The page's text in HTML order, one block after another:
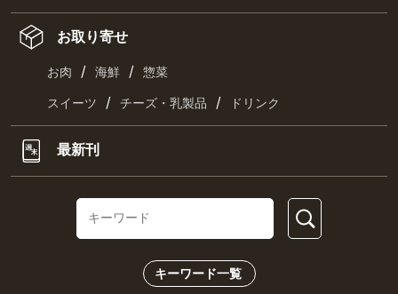
お取り寄せ
お肉 / 海鮮 / 惣菜
スイーツ / チーズ・乳製品 / ドリンク
最新刊
キーワード一覧